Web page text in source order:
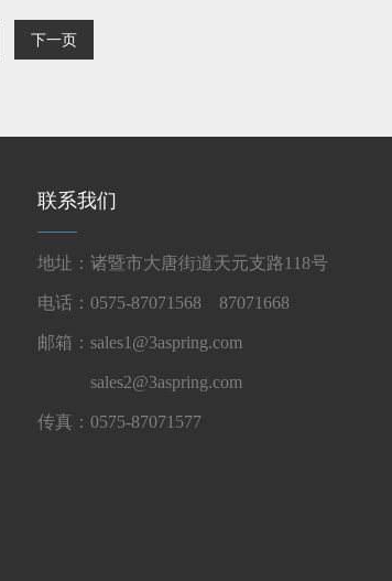
下一页
联系我们
地址：诸暨市大唐街道天元支路118号
电话：0575-87071568 87071668
邮箱：sales1@3aspring.com
sales2@3aspring.com
传真：0575-87071577